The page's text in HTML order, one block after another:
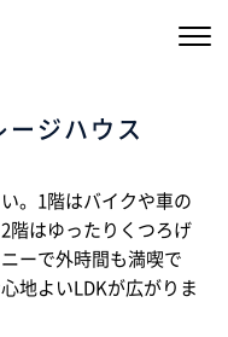
ジハウス
。1階はバイクや車の
階はゆったりくつろげ
ーで外時間も満喫で
地よいLDKが広がりま